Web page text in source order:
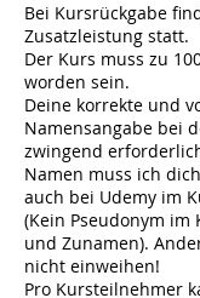
Bei Kursrückgabe
Zusatzleistung statt.
Der Kurs muss zu
worden sein.
Deine korrekte und
Namensangabe bei
zwingend
Namen muss ich
auch bei Udemy im
(Kein Pseudonym im
und Zunamen).
nicht einweihen!
Pro Kursteilnehmer